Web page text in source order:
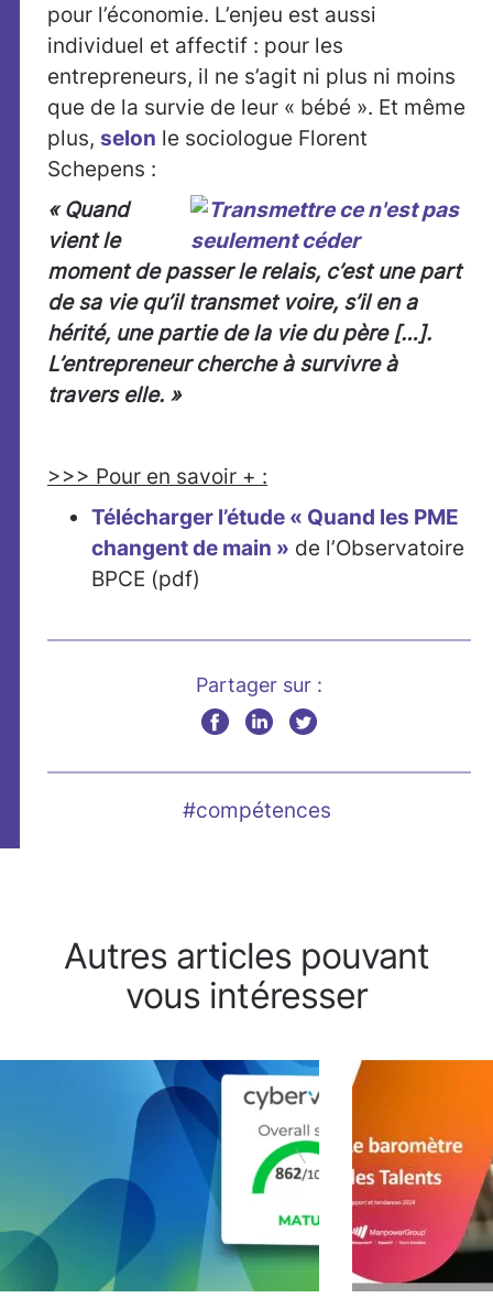
pour l’économie. L’enjeu est aussi
individuel et affectif : pour les
entrepreneurs, il ne s’agit ni plus ni moins
que de la survie de leur « bébé ». Et même
plus, selon le sociologue Florent
Schepens :
« Quand
vient le
moment de passer le relais, c’est une part
de sa vie qu’il transmet voire, s’il en a
hérité, une partie de la vie du père […].
L’entrepreneur cherche à survivre à
travers elle. »
>>> Pour en savoir + :
Télécharger l’étude « Quand les PME
changent de main » de l’Observatoire
BPCE (pdf)
Partager sur :
#compétences
Autres articles pouvant
vous intéresser